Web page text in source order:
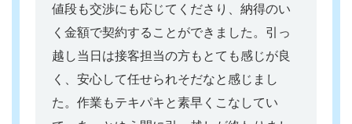
値段も交渉にも応じてくださり、納得のい
く金額で契約することができました。引っ
越し当日は接客担当の方もとても感じが良
く、安心して任せられそだなと感じまし
た。作業もテキパキと素早くこなしてい